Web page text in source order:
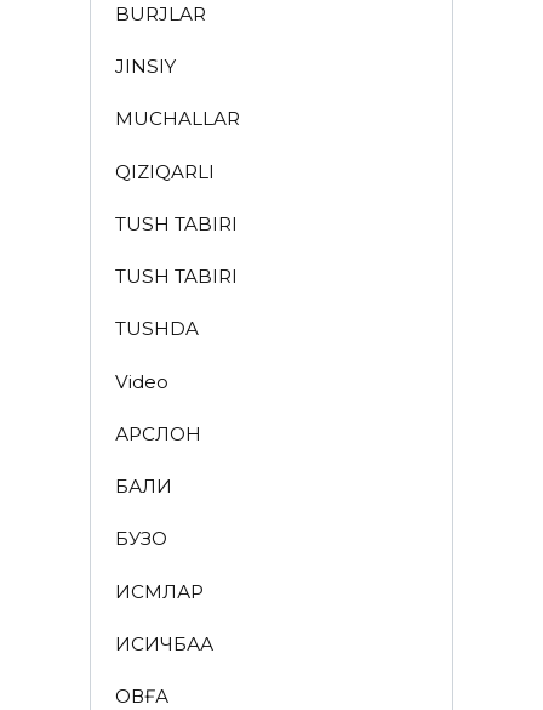
BURJLAR
JINSIY
MUCHALLAR
QIZIQARLI
TUSH TABIRI
TUSH TABIRI
TUSHDA
Video
АРСЛОН
БАЛИҚ
БУЗОҚ
ИСМЛАР
ҚИСҚИЧБАҚА
ҚОВҒА